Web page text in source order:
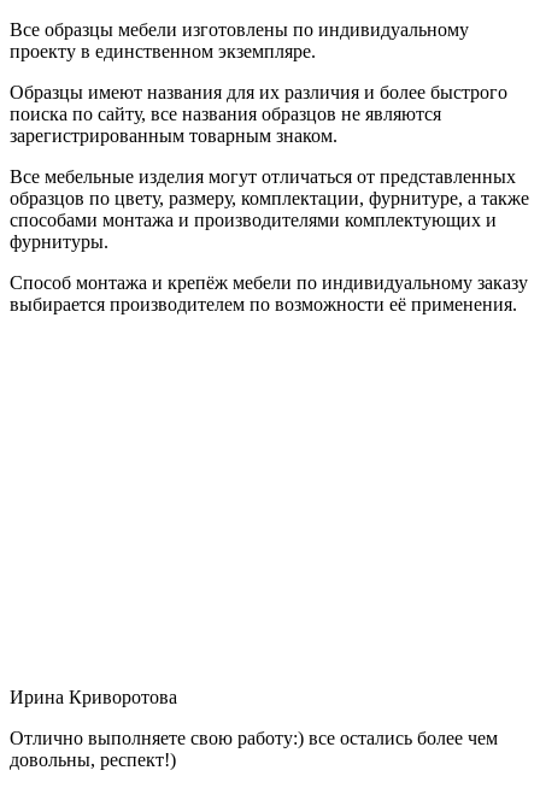
Все образцы мебели изготовлены по индивидуальному
проекту в единственном экземпляре.
Образцы имеют названия для их различия и более быстрого
поиска по сайту, все названия образцов не являются
зарегистрированным товарным знаком.
Все мебельные изделия могут отличаться от представленных
образцов по цвету, размеру, комплектации, фурнитуре, а также
способами монтажа и производителями комплектующих и
фурнитуры.
Способ монтажа и крепёж мебели по индивидуальному заказу
выбирается производителем по возможности её применения.
Ирина Криворотова
Отлично выполняете свою работу:) все остались более чем
довольны, респект!)